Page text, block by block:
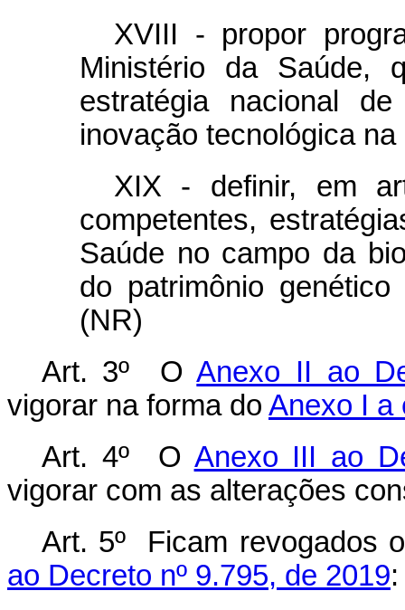
XVIII - propor
Ministério da Saúde,
estratégia nacional
inovação tecnológica
XIX - definir, em
competentes,
Saúde no campo da
do patrimônio
(NR)
Art. 3º OAnexo II ao
vigorar na forma do Anexo I a
Art. 4º O Anexo III ao
vigorar com as alterações
Art. 5º Ficam revogados
ao Decreto nº 9.795, de 2019: